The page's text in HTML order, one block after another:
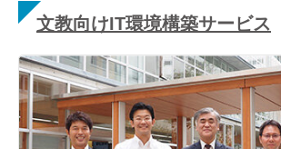
文教向けIT環境構築サービス